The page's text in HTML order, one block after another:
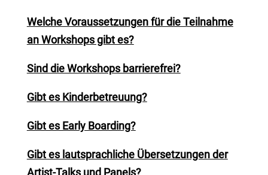
Welche Voraussetzungen für die Teilnahme
an Workshops gibt es?
Sind die Workshops barrierefrei?
Gibt es Kinderbetreuung?
Gibt es Early Boarding?
Gibt es lautsprachliche Übersetzungen der
Artist-Talks und Panels?